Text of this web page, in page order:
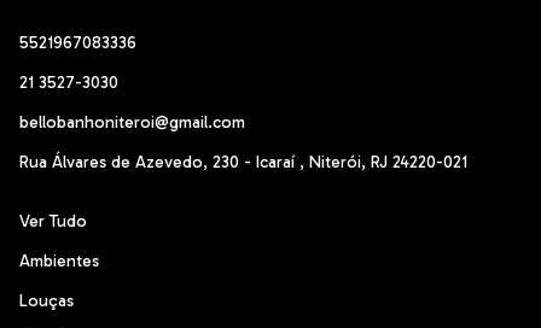
5521967083336
21 3527-3030
bellobanhoniteroi@gmail.com
Rua Álvares de Azevedo, 230 - Icaraí , Niterói, RJ 24220-021
Ver Tudo
Ambientes
Louças